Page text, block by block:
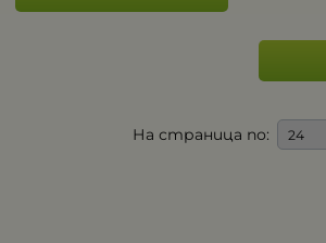
На страница по: